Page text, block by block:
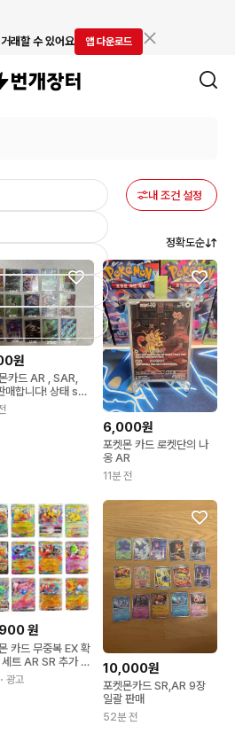
래할 수 있어요 앱 다운로드
내 조건 설정
정확도순
원
카드 AR , SAR,
매합니다! 상태 s급
판)
6,000원
포켓몬 카드 로켓단의 나
옹 AR
11분 전
원
카드 무중복 EX 확
트 AR SR 추가 서
・광고
10,000원
포켓몬카드 SR,AR 9장
일괄 판매
52분 전